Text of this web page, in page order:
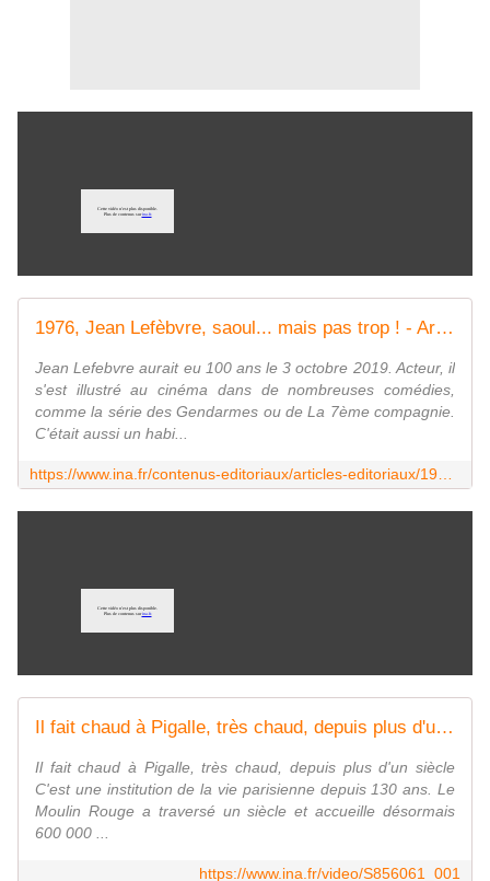
1976, Jean Lefèbvre, saoul... mais pas trop ! - Archives vidéo et radio Ina.fr
Jean Lefebvre aurait eu 100 ans le 3 octobre 2019. Acteur, il
s'est illustré au cinéma dans de nombreuses comédies,
comme la série des Gendarmes ou de La 7ème compagnie.
C'était aussi un habi...
Il fait chaud à Pigalle, très chaud, depuis plus d'un siècle
Il fait chaud à Pigalle, très chaud, depuis plus d'un siècle
C'est une institution de la vie parisienne depuis 130 ans. Le
Moulin Rouge a traversé un siècle et accueille désormais
600 000 ...
https://www.ina.fr/video/S856061_001